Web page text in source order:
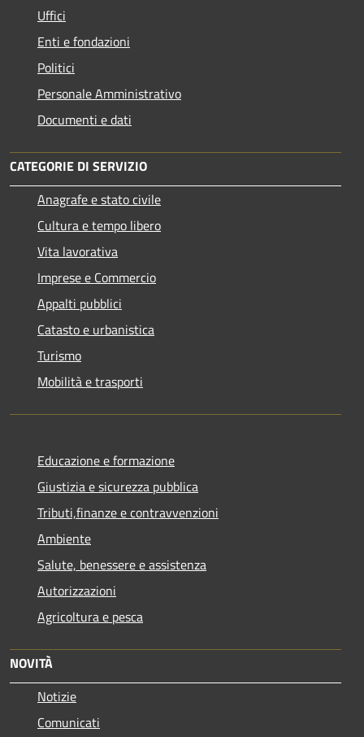
Uffici
Enti e fondazioni
Politici
Personale Amministrativo
Documenti e dati
CATEGORIE DI SERVIZIO
Anagrafe e stato civile
Cultura e tempo libero
Vita lavorativa
Imprese e Commercio
Appalti pubblici
Catasto e urbanistica
Turismo
Mobilità e trasporti
Educazione e formazione
Giustizia e sicurezza pubblica
Tributi,finanze e contravvenzioni
Ambiente
Salute, benessere e assistenza
Autorizzazioni
Agricoltura e pesca
NOVITÀ
Notizie
Comunicati